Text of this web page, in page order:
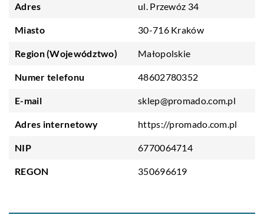
Adres ul. Przewóz 34
Miasto 30-716 Kraków
Region (Województwo) Małopolskie
Numer telefonu 48602780352
E-mail sklep@promado.com.pl
Adres internetowy https://promado.com.pl
NIP 6770064714
REGON 350696619